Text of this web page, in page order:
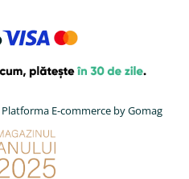
Platforma E-commerce by Gomag